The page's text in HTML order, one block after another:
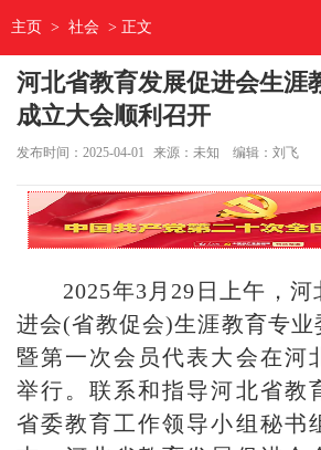
主页 > 社会 > 正文
河北省教育发展促进会生涯
成立大会顺利召开
发布时间：2025-04-01 来源：未知 编辑：刘飞
2025年3月29日上午，
进会(省教促会)生涯教育专业
暨第一次会员代表大会在河
举行。联系和指导河北省教
省委教育工作领导小组秘书